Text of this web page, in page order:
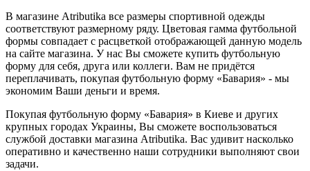
В магазине Аtributika все размеры спортивной одежды
соответствуют размерному ряду. Цветовая гамма футбольной
формы совпадает с расцветкой отображающей данную модель
на сайте магазина. У нас Вы сможете купить футбольную
форму для себя, друга или коллеги. Вам не придётся
переплачивать, покупая футбольную форму «Бавария» - мы
экономим Ваши деньги и время.
Покупая футбольную форму «Бавария» в Киеве и других
крупных городах Украины, Вы сможете воспользоваться
службой доставки магазина Аtributika. Вас удивит насколько
оперативно и качественно наши сотрудники выполняют свои
задачи.